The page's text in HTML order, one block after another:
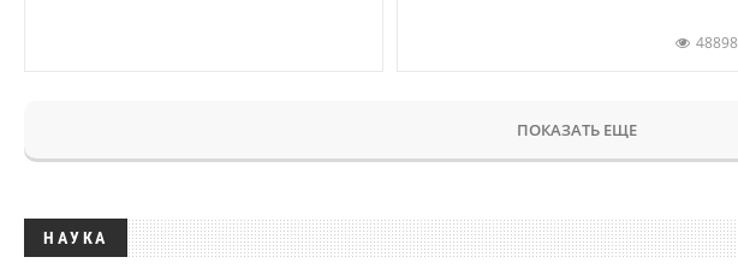
48898
ПОКАЗАТЬ ЕЩЕ
НАУКА